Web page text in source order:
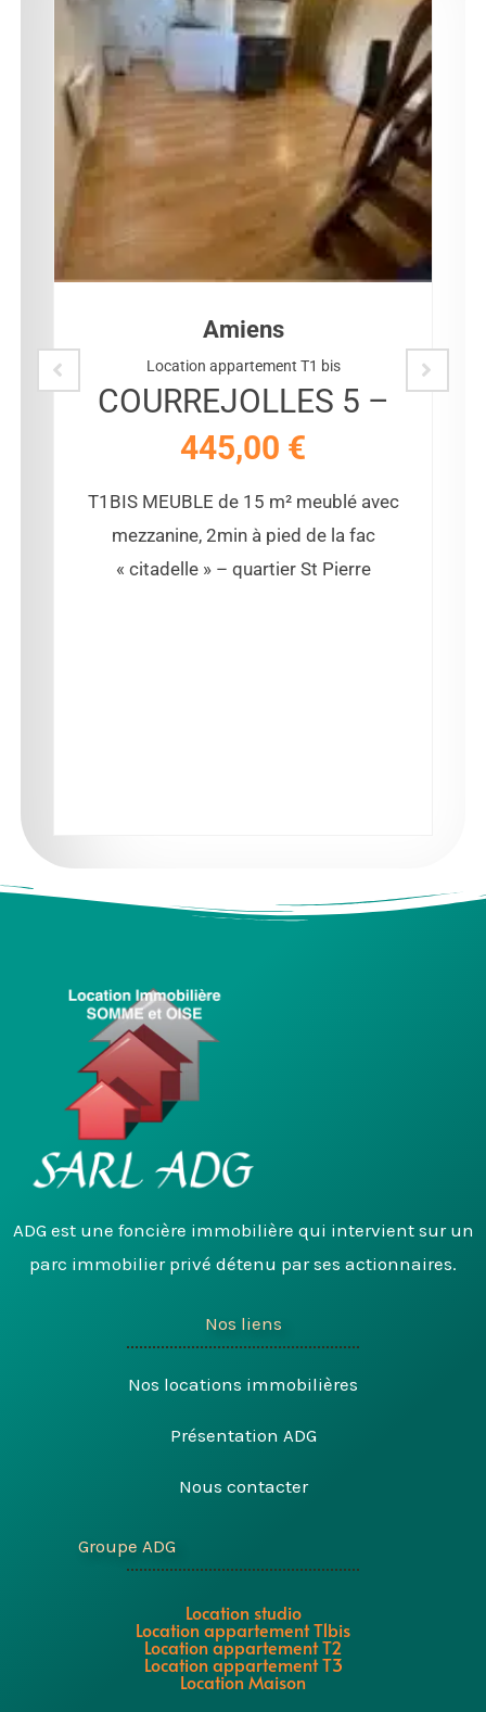
Amiens
Location appartement T1 bis
COURREJOLLES 5 –
445,00 €
T1BIS MEUBLE de 15 m² meublé avec
mezzanine, 2min à pied de la fac
« citadelle » – quartier St Pierre
ADG est une foncière immobilière qui intervient sur un
parc immobilier privé détenu par ses actionnaires.
Nos liens
Nos locations immobilières
Présentation ADG
Nous contacter
Groupe ADG
Location studio
Location appartement T1bis
Location appartement T2
Location appartement T3
Location Maison